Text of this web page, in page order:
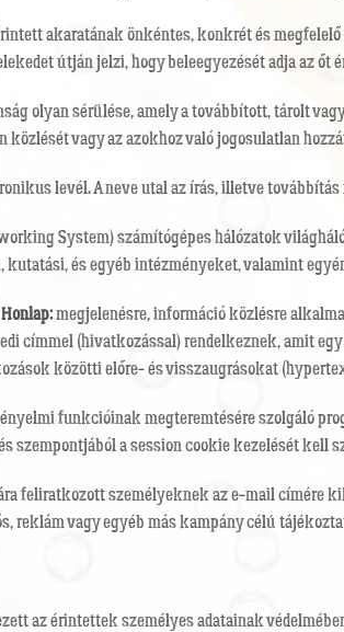
akaratának önkéntes, konkrét és
útján jelzi, hogy beleegyezését adja az őt
olyan sérülése, amely a továbbított, tárolt
vagy az azokhoz való jogosulatlan
levél. A neve utal az írás, illetve
System) számítógépes hálózatok
és egyéb intézményeket, valamint
megjelenésre, információ közlésre
címmel (hivatkozással) rendelkeznek, amit
közötti előre- és visszaugrásokat
funkcióinak megteremtésére szolgáló
szempontjából a session cookie kezelését
feliratkozott személyeknek az e-mail címére
reklám vagy egyéb más kampány célú
az érintettek személyes adatainak